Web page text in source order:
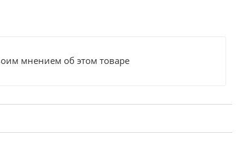
мнением об этом товаре